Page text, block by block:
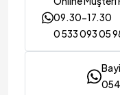
09.30-17.30
0 533 093 05